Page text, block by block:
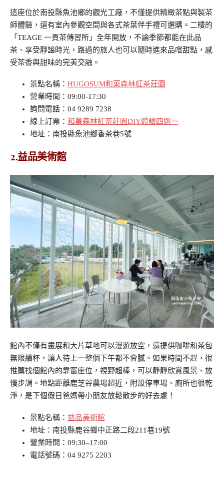
這座位於南投縣魚池鄉的觀光工廠，不僅提供精緻茶點與製茶
師體驗，還有室內參觀空間與各式茶葉伴手禮可選購。二樓的
「TEAGE 一頁茶傳習所」全年開放，不論季節都能在此品
茶、享受靜謐時光，路過的旅人也可以隨時進來品嚐甜點，感
受茶香與甜味的完美交融。
景點名稱： HUGOSUM和菓森林紅茶莊園
營業時間：09:00-17:30
詢問電話：04 9289 7238
線上訂票： 和菓森林紅茶莊園DIY體驗四選一
地址：南投縣魚池鄉香茶巷5號
2.益品美術館
館內不僅有畫展和大片草地可以漫遊放空，還提供咖啡和茶包
無限續杯，讓人待上一整個下午都不會膩。如果時間不趕，很
推薦找個館內的靠窗座位，視野超棒，可以靜靜欣賞風景、放
慢步調。地點距離鹿芝谷農場超近，附設停車場、廁所也很乾
淨，是下個假日爸媽帶小朋友放鬆散步的好去處！
景點名稱： 益品美術館
地址：南投縣鹿谷鄉中正路二段211巷19號
營業時間：09:30–17:00
電話號碼：04 9275 2203